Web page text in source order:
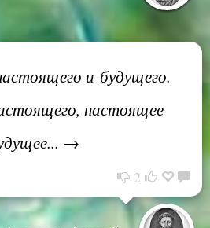
и будущего.
настоящее
→
2